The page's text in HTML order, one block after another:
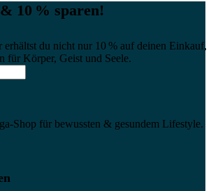
10 % sparen!
erhältst du nicht nur 10 % auf deinen Einkauf,
für Körper, Geist und Seele.
Shop für bewussten & gesundem Lifestyle.